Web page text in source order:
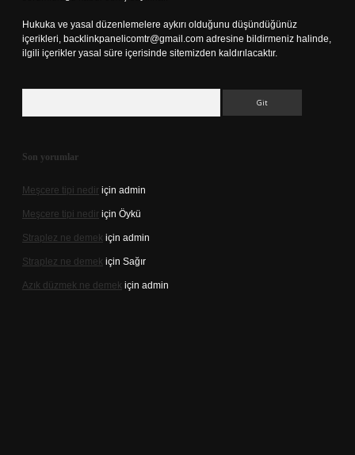
Hukuka ve yasal düzenlemelere aykırı olduğunu düşündüğünüz
içerikleri, backlinkpanelicomtr@gmail.com adresine bildirmeniz halinde,
ilgili içerikler yasal süre içerisinde sitemizden kaldırılacaktır.
Son yorumlar
Meşcere tipi nedir için admin
Meşcere tipi nedir için Öykü
Straplez ne demek için admin
Straplez ne demek için Sağır
Azık düzmek ne demek için admin